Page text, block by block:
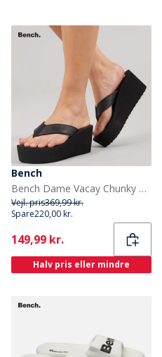
Bench
Bench Dame Vacay Chunky Kile Hæle Klipklappere Black Pu
Vejl. pris369,99 kr.
Spare220,00 kr.
Current
149,99 kr.
Halv pris eller mindre